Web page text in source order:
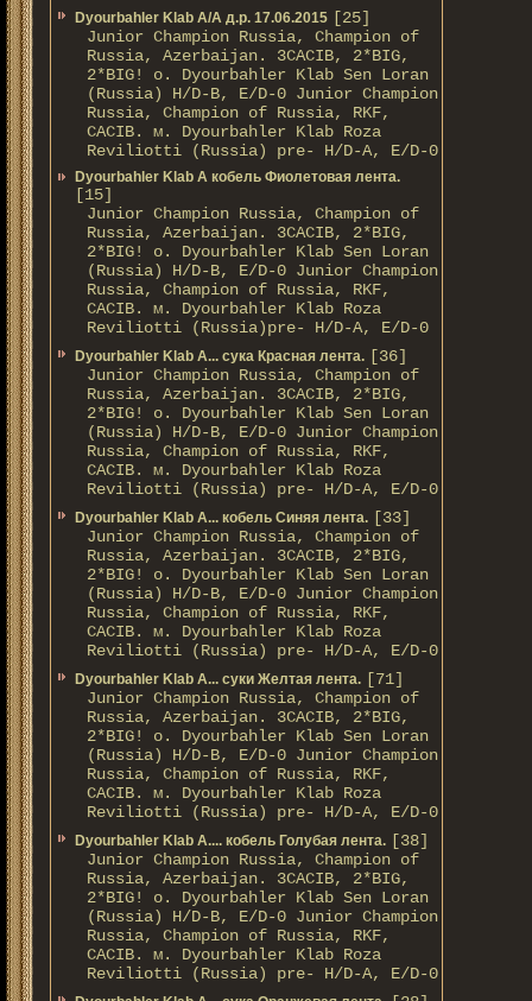
Dyourbahler Klab A/А д.р. 17.06.2015 [25]
Junior Champion Russia, Champion of
Russia, Azerbaijan. 3CACIB, 2*BIG,
2*BIG! о. Dyourbahler Klab Sen Loran
(Russia) H/D-B, E/D-0 Junior Champion
Russia, Champion of Russia, RKF,
CACIB. м. Dyourbahler Klab Roza
Reviliotti (Russia) pre- H/D-A, E/D-0
Dyourbahler Klab A кобель Фиолетовая лента.
[15]
Junior Champion Russia, Champion of
Russia, Azerbaijan. 3CACIB, 2*BIG,
2*BIG! о. Dyourbahler Klab Sen Loran
(Russia) H/D-B, E/D-0 Junior Champion
Russia, Champion of Russia, RKF,
CACIB. м. Dyourbahler Klab Roza
Reviliotti (Russia)pre- H/D-A, E/D-0
Dyourbahler Klab A... сука Красная лента. [36]
Junior Champion Russia, Champion of
Russia, Azerbaijan. 3CACIB, 2*BIG,
2*BIG! о. Dyourbahler Klab Sen Loran
(Russia) H/D-B, E/D-0 Junior Champion
Russia, Champion of Russia, RKF,
CACIB. м. Dyourbahler Klab Roza
Reviliotti (Russia) pre- H/D-A, E/D-0
Dyourbahler Klab A... кобель Синяя лента. [33]
Junior Champion Russia, Champion of
Russia, Azerbaijan. 3CACIB, 2*BIG,
2*BIG! о. Dyourbahler Klab Sen Loran
(Russia) H/D-B, E/D-0 Junior Champion
Russia, Champion of Russia, RKF,
CACIB. м. Dyourbahler Klab Roza
Reviliotti (Russia) pre- H/D-A, E/D-0
Dyourbahler Klab A... суки Желтая лента. [71]
Junior Champion Russia, Champion of
Russia, Azerbaijan. 3CACIB, 2*BIG,
2*BIG! о. Dyourbahler Klab Sen Loran
(Russia) H/D-B, E/D-0 Junior Champion
Russia, Champion of Russia, RKF,
CACIB. м. Dyourbahler Klab Roza
Reviliotti (Russia) pre- H/D-A, E/D-0
Dyourbahler Klab A.... кобель Голубая лента. [38]
Junior Champion Russia, Champion of
Russia, Azerbaijan. 3CACIB, 2*BIG,
2*BIG! о. Dyourbahler Klab Sen Loran
(Russia) H/D-B, E/D-0 Junior Champion
Russia, Champion of Russia, RKF,
CACIB. м. Dyourbahler Klab Roza
Reviliotti (Russia) pre- H/D-A, E/D-0